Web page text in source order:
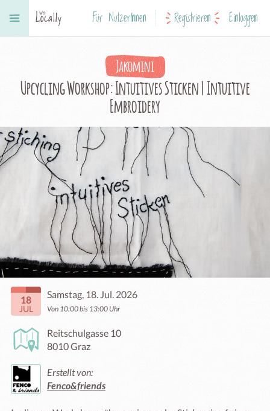
Für NutzerInnen Registrieren Einloggen
Jakomini
Upcycling Workshop: Intuitives Sticken | Intuitive
Embroidery
18
JUL
Samstag, 18. Jul. 2026
Von 10:00 bis 13:00 Uhr
Reitschulgasse 10
8010 Graz
Erstellt von:
Fenco&friends